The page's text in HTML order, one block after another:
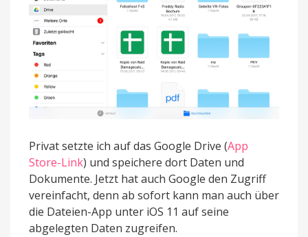
Privat setzte ich auf das Google Drive (App
Store-Link) und speichere dort Daten und
Dokumente. Jetzt hat auch Google den Zugriff
vereinfacht, denn ab sofort kann man auch über
die Dateien-App unter iOS 11 auf seine
abgelegten Daten zugreifen.